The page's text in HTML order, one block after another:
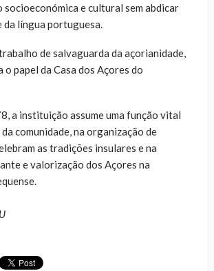
e cultural sem abdicar
da língua portuguesa.
de salvaguarda da açorianidade,
o papel da Casa dos Açores do
a instituição assume uma função vital
comunidade, na organização de
as tradições insulares e na
e valorização dos Açores na